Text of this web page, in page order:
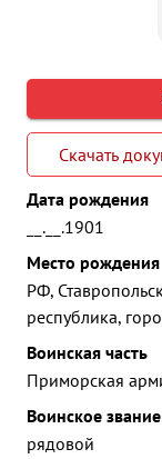
Скачать
Дата рождения
__.__.1901
Место рождения
РФ,
республика,
Воинская часть
Приморская
Воинское звание
рядовой